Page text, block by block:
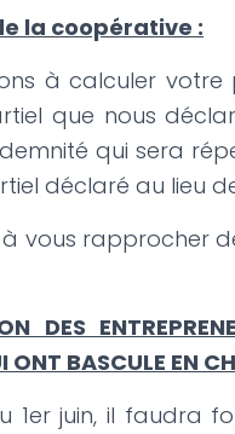
la coopérative :
à calculer
que nous
qui sera
déclaré au lieu
à vous rapprocher
DES
ONT BASCULE EN
1er juin, il faudra